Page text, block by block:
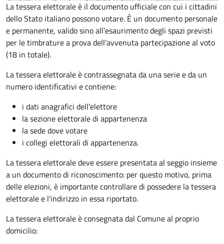
La tessera elettorale è il documento ufficiale con cui i cittadini
dello Stato italiano possono votare. È un documento personale
e permanente, valido sino all’esaurimento degli spazi previsti
per le timbrature a prova dell’avvenuta partecipazione al voto
(18 in totale).
La tessera elettorale è contrassegnata da una serie e da un
numero identificativi e contiene:
i dati anagrafici dell'elettore
la sezione elettorale di appartenenza
la sede dove votare
i collegi elettorali di appartenenza.
La tessera elettorale deve essere presentata al seggio insieme
a un documento di riconoscimento: per questo motivo, prima
delle elezioni, è importante controllare di possedere la tessera
elettorale e l'indirizzo in essa riportato.
La tessera elettorale è consegnata dal Comune al proprio
domicilio: